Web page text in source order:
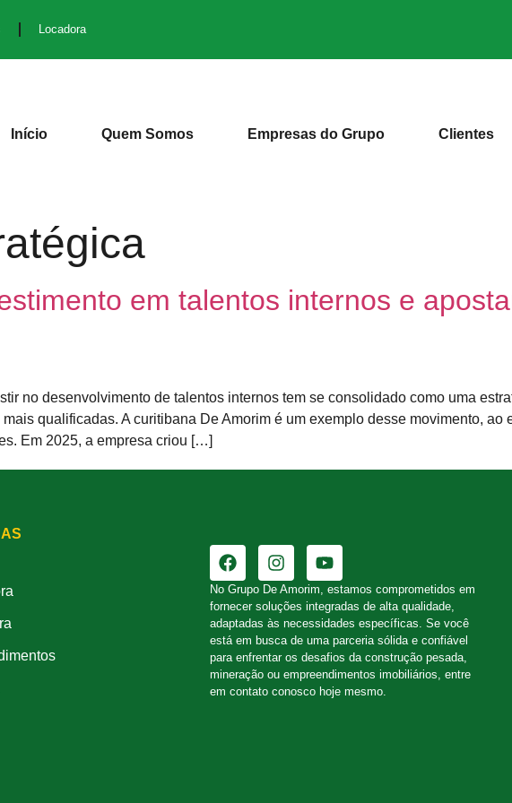
Locadora
Início Quem Somos Empresas do Grupo Clientes
em talentos internos e
no desenvolvimento de talentos internos tem se consolidado como uma
qualificadas. A curitibana De Amorim é um exemplo desse movimento, ao
Em 2025, a empresa criou […]
No Grupo De Amorim, estamos comprometidos em
fornecer soluções integradas de alta qualidade,
adaptadas às necessidades específicas. Se você
está em busca de uma parceria sólida e confiável
para enfrentar os desafios da construção pesada,
mineração ou empreendimentos imobiliários, entre
em contato conosco hoje mesmo.